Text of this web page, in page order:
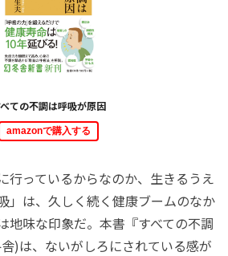
ての不調は呼吸が原因
amazonで購入する
行っているからなのか、生きるうえ
」は、久しく続く健康ブームのなか
地味な印象だ。本書『すべての不調
)は、ないがしろにされている感が